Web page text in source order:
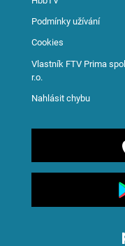
Podmínky užívání
Cookies
Vlastník FTV Prima
r.o.
Nahlásit chybu